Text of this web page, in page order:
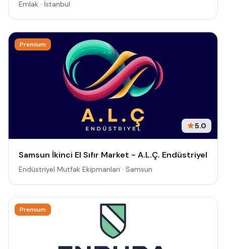
Emlak · İstanbul
Premium
5.0
Samsun İkinci El Sıfır Market - A.L.Ç. Endüstriyel
Endüstriyel Mutfak Ekipmanları · Samsun
Premium